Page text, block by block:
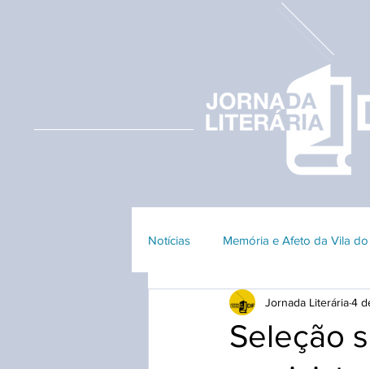
Notícias Memória e Afeto da Vila
Edição 2023 Edição 2018
Seleção
Jornada Literária4